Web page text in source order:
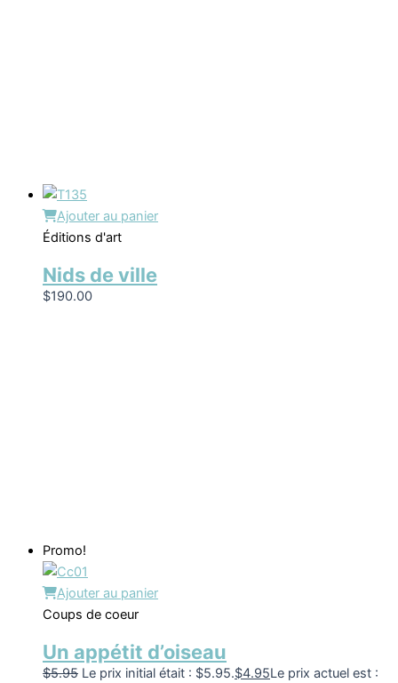
Ajouter au panier
Éditions d'art
Nids de ville
$190.00
Promo!
Ajouter au panier
Coups de coeur
Un appétit d’oiseau
$5.95 Le prix initial était : $5.95.$4.95Le prix actuel est :